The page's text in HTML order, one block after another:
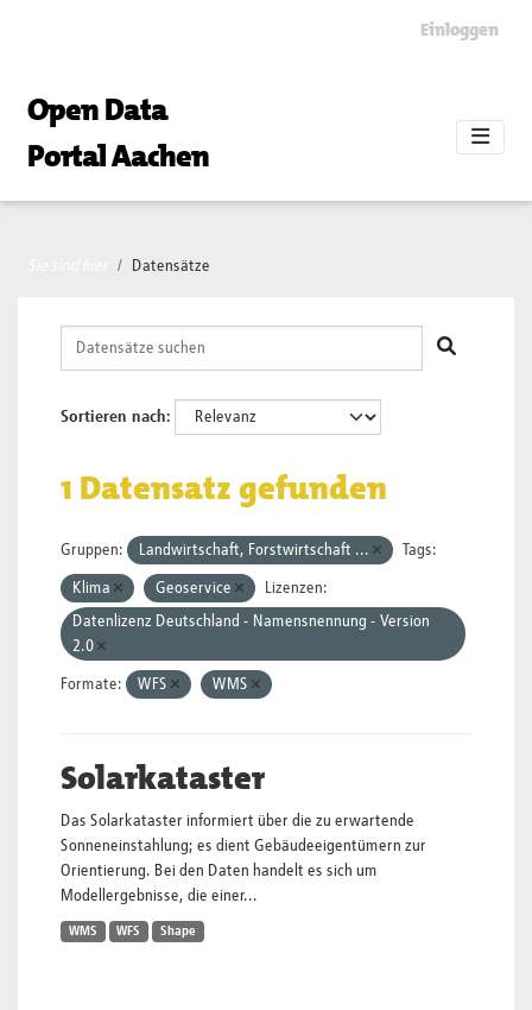
Einloggen
Open Data
Portal Aachen
Datensätze
Sortieren nach
1 Datensatz gefunden
Gruppen: Landwirtschaft, Forstwirtschaft ... Tags:
Klima Geoservice
Lizenzen:
Datenlizenz Deutschland - Namensnennung - Version
2.0
Formate: WFS WMS
Solarkataster
Das Solarkataster informiert über die zu erwartende
Sonneneinstahlung; es dient Gebäudeeigentümern zur
Orientierung. Bei den Daten handelt es sich um
Modellergebnisse, die einer...
WMS WFS Shape